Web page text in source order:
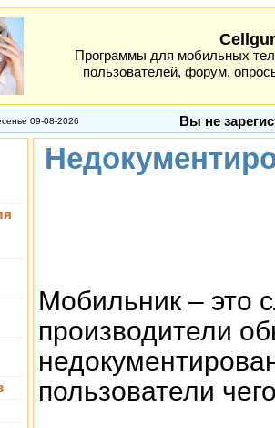
Программы для мобильных
пользователей, форум,
09-08-2026 Вы не
Мобильник – это
производители
пользователи